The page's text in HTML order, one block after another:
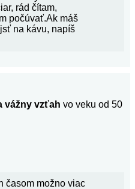
rád čítam,
počúvať.Ak máš
na kávu, napíš
vážny vzťah vo veku od 50
časom možno viac